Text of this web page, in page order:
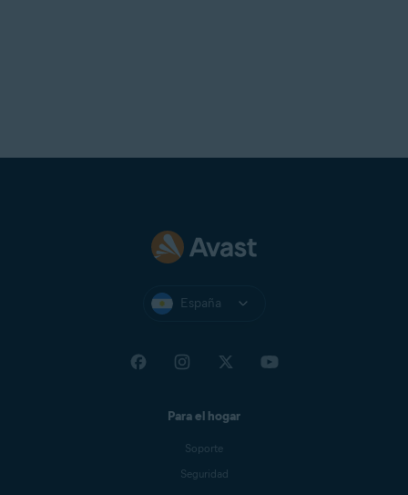
España
Para el hogar
Soporte
Seguridad